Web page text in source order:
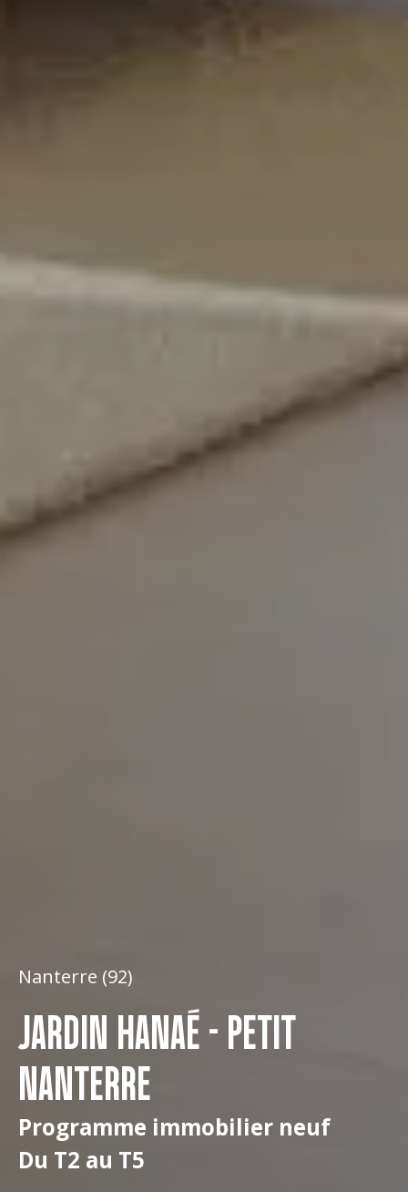
Nanterre (92)
JARDIN HANAÉ - PETIT
NANTERRE
Programme immobilier neuf
Du T2 au T5